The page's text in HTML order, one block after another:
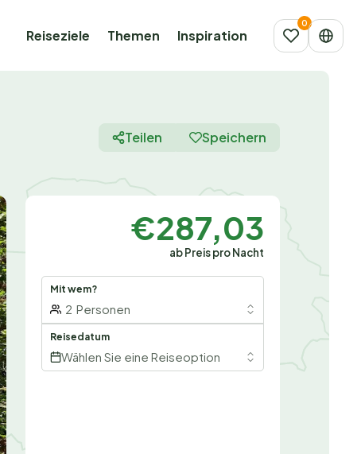
Reiseziele Themen Inspiration
Teilen Speichern
€287,03
ab Preis pro Nacht
Mit wem?
2 Personen
Reisedatum
Wählen Sie eine Reiseoption